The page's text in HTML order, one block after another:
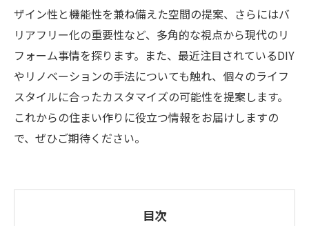
ザイン性と機能性を兼ね備えた空間の提案、さらにはバ
リアフリー化の重要性など、多角的な視点から現代のリ
フォーム事情を探ります。また、最近注目されているDIY
やリノベーションの手法についても触れ、個々のライフ
スタイルに合ったカスタマイズの可能性を提案します。
これからの住まい作りに役立つ情報をお届けしますの
で、ぜひご期待ください。
目次